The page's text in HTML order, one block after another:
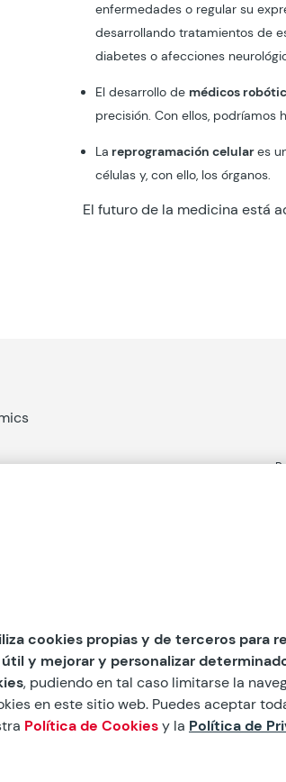
enfermedades o regular su
desarrollando tratamientos de
diabetes o afecciones
El desarrollo de médicos
precisión. Con ellos, podríamos
La reprogramación celulares
células y, con ello, los órganos.
El futuro de la medicina está
cookies propias y de terceros para
y mejorar y personalizar
, pudiendo en tal caso limitarse la
en este sitio web. Puedes aceptar
Política de Cookiesy la Política de